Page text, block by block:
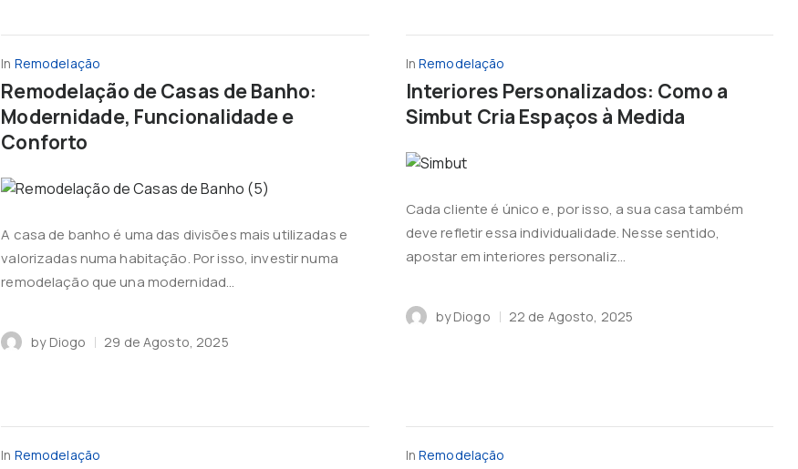
In Remodelação
Remodelação de Casas de Banho:
Modernidade, Funcionalidade e
Conforto
A casa de banho é uma das divisões mais utilizadas e
valorizadas numa habitação. Por isso, investir numa
remodelação que una modernidad...
by Diogo 29 de Agosto, 2025
In Remodelação
Interiores Personalizados: Como a
Simbut Cria Espaços à Medida
Cada cliente é único e, por isso, a sua casa também
deve refletir essa individualidade. Nesse sentido,
apostar em interiores personaliz...
by Diogo 22 de Agosto, 2025
In Remodelação In Remodelação